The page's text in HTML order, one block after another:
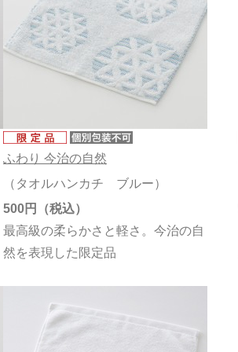
ふわり 今治の自然
（タオルハンカチ ブルー）
最高級の柔らかさと軽さ。今治の自
然を表現した限定品
500円